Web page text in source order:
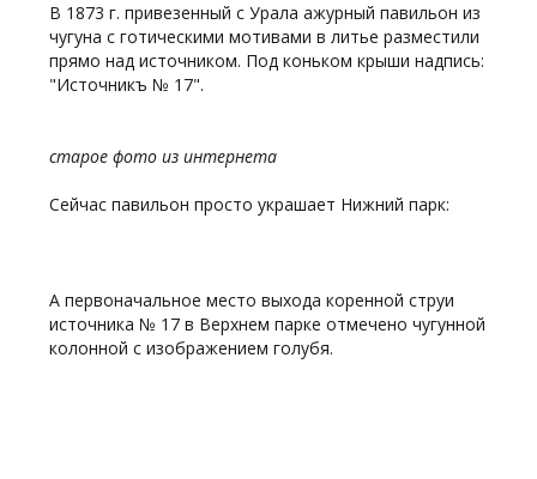
В 1873 г. привезенный с Урала ажурный павильон из
чугуна с готическими мотивами в литье разместили
прямо над источником. Под коньком крыши надпись:
"Источникъ № 17".
старое фото из интернета
Сейчас павильон просто украшает Нижний парк:
А первоначальное место выхода коренной струи
источника № 17 в Верхнем парке отмечено чугунной
колонной с изображением голубя.